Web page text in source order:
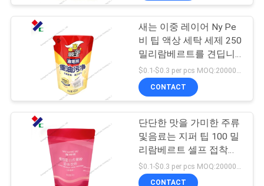
을
요
통렬한 반박 주머니
포장
21
18
새는 이중 레이어 Ny Pe
비 팁 액상 세탁 세제 250
밀리람베르트를 견딥니
다
CONTACT
단단한 맛을 가미한 주류
및음료는 지퍼 팁 100 밀
리람베르트 셀프 접착제
봉합을 견딥니다
CONTACT